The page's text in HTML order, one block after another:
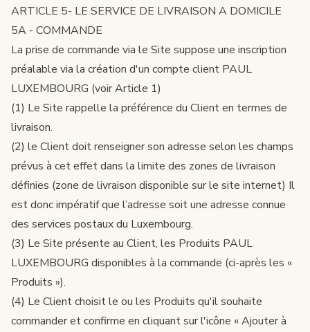
ARTICLE 5- LE SERVICE DE LIVRAISON A DOMICILE
5A - COMMANDE
La prise de commande via le Site suppose une inscription
préalable via la création d'un compte client PAUL
LUXEMBOURG (voir Article 1)
(1) Le Site rappelle la préférence du Client en termes de
livraison.
(2) le Client doit renseigner son adresse selon les champs
prévus à cet effet dans la limite des zones de livraison
définies (zone de livraison disponible sur le site internet) Il
est donc impératif que l’adresse soit une adresse connue
des services postaux du Luxembourg.
(3) Le Site présente au Client, les Produits PAUL
LUXEMBOURG disponibles à la commande (ci-après les «
Produits »).
(4) Le Client choisit le ou les Produits qu'il souhaite
commander et confirme en cliquant sur l'icône « Ajouter à